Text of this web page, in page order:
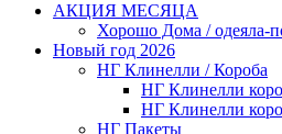
АКЦИЯ МЕСЯЦА
Хорошо Дома / одеяла-
Новый год 2026
НГ Клинелли / Короба
НГ Клинелли
НГ Клинелли
НГ Пакеты